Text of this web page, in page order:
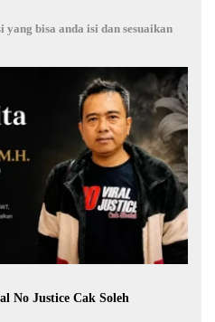
bisa anda isi dan sesuaikan
No Justice Cak Soleh